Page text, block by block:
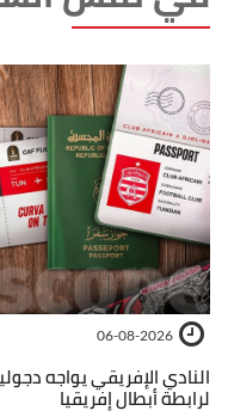
06-08-2026
النادي الإفريقي يواجه
لرابطة أبطال إفريقيا